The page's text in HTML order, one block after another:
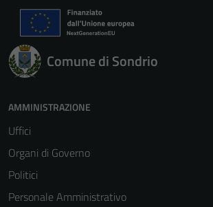
Comune di Sondrio
AMMINISTRAZIONE
Uffici
Organi di Governo
Politici
Personale Amministrativo